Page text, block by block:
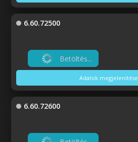
6.60.72500
Betöltés...
Adatok megjelenítése
6.60.72600